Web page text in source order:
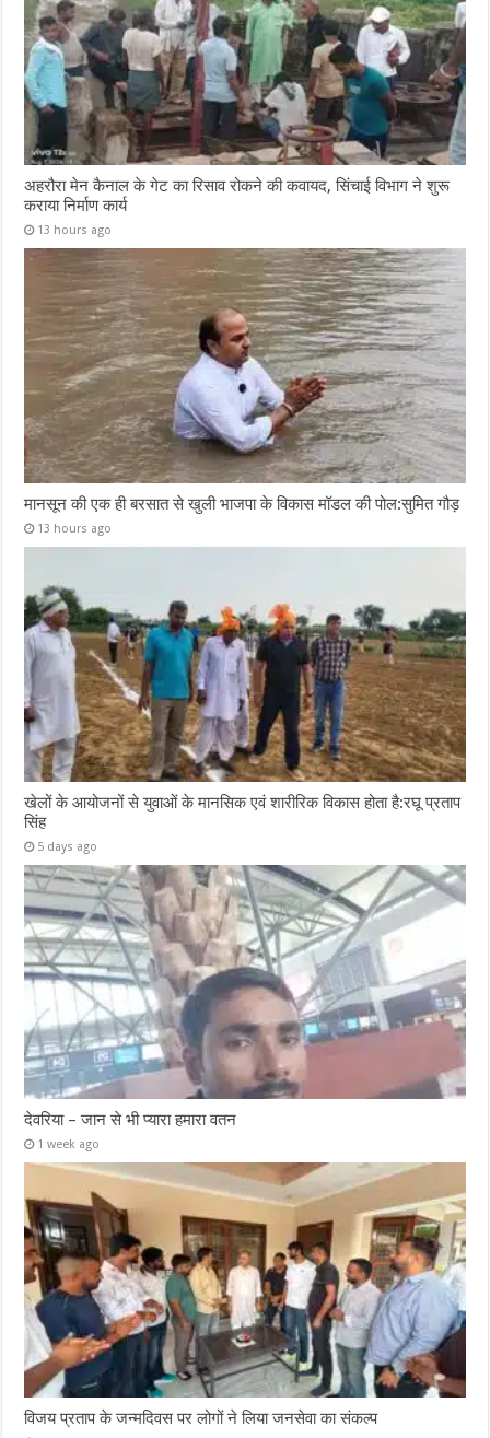
अहरौरा मेन कैनाल के गेट का रिसाव रोकने की कवायद, सिंचाई विभाग ने शुरू
कराया निर्माण कार्य
13 hours ago
मानसून की एक ही बरसात से खुली भाजपा के विकास मॉडल की पोल:सुमित गौड़
13 hours ago
खेलों के आयोजनों से युवाओं के मानसिक एवं शारीरिक विकास होता है:रघू प्रताप
सिंह
5 days ago
देवरिया – जान से भी प्यारा हमारा वतन
1 week ago
विजय प्रताप के जन्मदिवस पर लोगों ने लिया जनसेवा का संकल्प